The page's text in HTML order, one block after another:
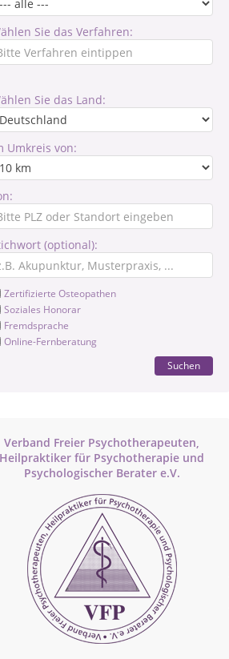
Sie das Verfahren:
Sie das Land:
Umkreis von:
(optional):
Zertifizierte Osteopathen
Soziales Honorar
Fremdsprache
Online-Fernberatung
Suchen
Verband Freier Psychotherapeuten,
Heilpraktiker für Psychotherapie und
Psychologischer Berater e.V.